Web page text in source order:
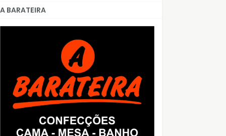
A BARATEIRA